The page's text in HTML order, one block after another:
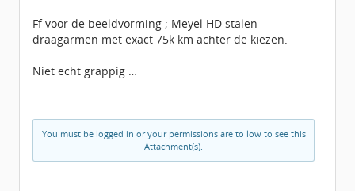
Ff voor de beeldvorming ; Meyel HD stalen
draagarmen met exact 75k km achter de kiezen.
Niet echt grappig …
You must be logged in or your permissions are to low to see this
Attachment(s).